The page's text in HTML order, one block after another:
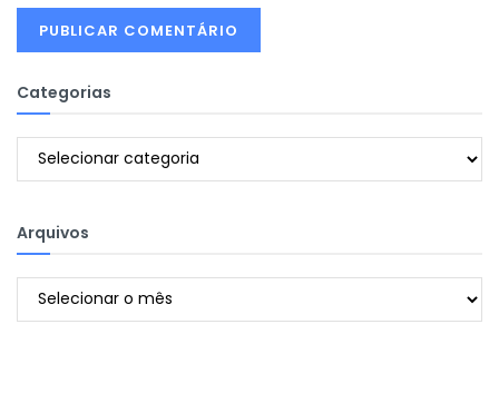
Categorias
Categorias
Arquivos
Arquivos